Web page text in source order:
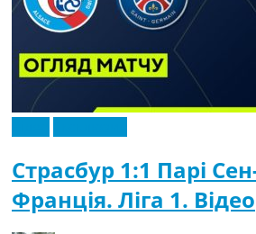
Страсбур 1:1 Парі
Франція. Ліга 1. Відео